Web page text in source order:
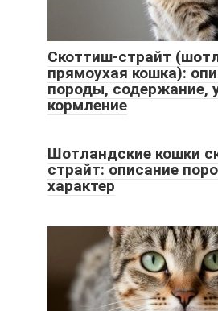
Скоттиш-страйт
прямоухая кошка):
породы, содержание,
кормление
Шотландские кошки
страйт: описание
характер